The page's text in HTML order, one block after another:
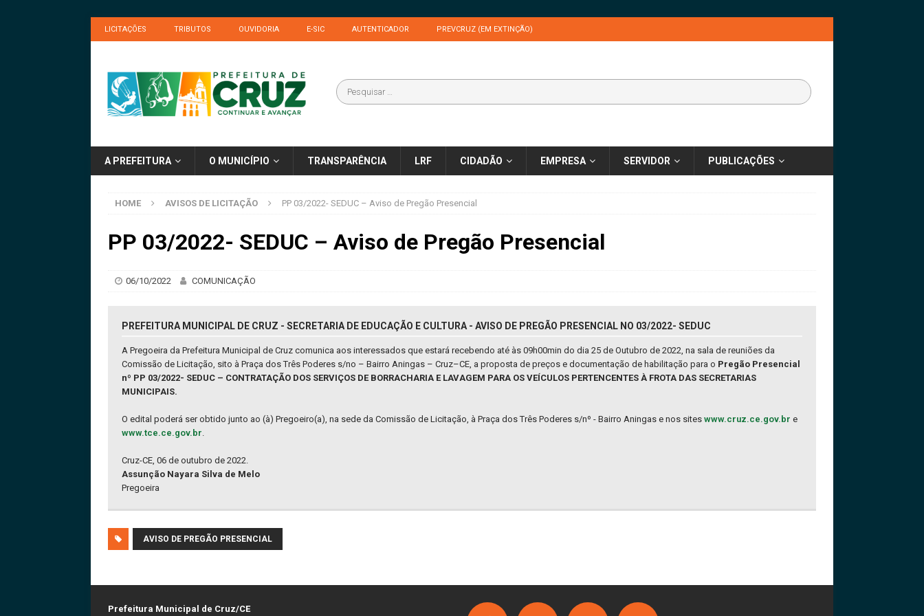
LICITAÇÕES TRIBUTOS OUVIDORIA E-SIC AUTENTICADOR PREVCRUZ (EM EXTINÇÃO)
A PREFEITURA O MUNICÍPIO TRANSPARÊNCIA LRF CIDADÃO EMPRESA SERVIDOR PUBLICAÇÕES
HOME AVISOS DE LICITAÇÃO PP 03/2022- SEDUC – Aviso de Pregão Presencial
PP 03/2022- SEDUC – Aviso de Pregão Presencial
06/10/2022 COMUNICAÇÃO
PREFEITURA MUNICIPAL DE CRUZ - SECRETARIA DE EDUCAÇÃO E CULTURA - AVISO DE PREGÃO PRESENCIAL NO 03/2022- SEDUC
A Pregoeira da Prefeitura Municipal de Cruz comunica aos interessados que estará recebendo até às 09h00min do dia 25 de Outubro de 2022, na sala de reuniões da
Comissão de Licitação, sito à Praça dos Três Poderes s/no – Bairro Aningas – Cruz–CE, a proposta de preços e documentação de habilitação para o Pregão Presencial
nº PP 03/2022- SEDUC – CONTRATAÇÃO DOS SERVIÇOS DE BORRACHARIA E LAVAGEM PARA OS VEÍCULOS PERTENCENTES À FROTA DAS SECRETARIAS
MUNICIPAIS.
O edital poderá ser obtido junto ao (à) Pregoeiro(a), na sede da Comissão de Licitação, à Praça dos Três Poderes s/nº - Bairro Aningas e nos sites www.cruz.ce.gov.br e
www.tce.ce.gov.br.
Cruz-CE, 06 de outubro de 2022.
Assunção Nayara Silva de Melo
Pregoeira
AVISO DE PREGÃO PRESENCIAL
Prefeitura Municipal de Cruz/CE